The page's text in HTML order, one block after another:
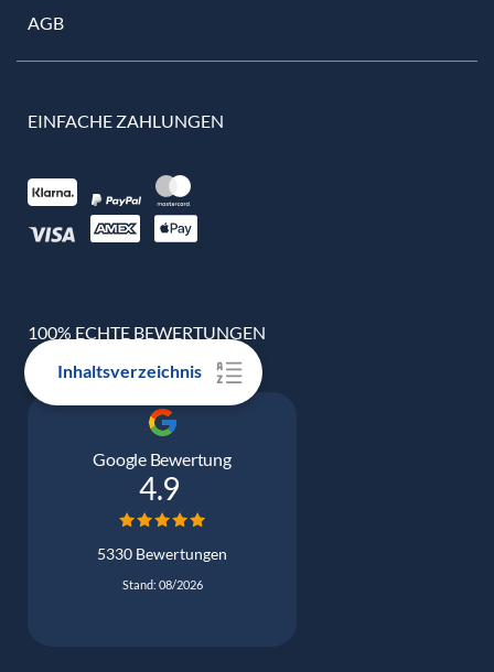
Inhaltsverzeichnis
AGB
EINFACHE ZAHLUNGEN
100% ECHTE BEWERTUNGEN
Google Bewertung
4.9
5330 Bewertungen
Stand: 08/2026